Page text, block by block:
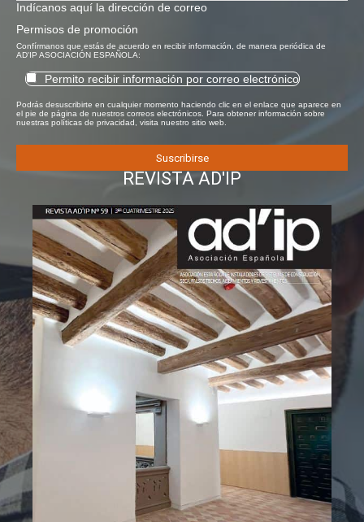
Indícanos aquí la dirección de correo
Permisos de promoción
Confírmanos que estás de acuerdo en recibir información, de manera periódica de
AD'IP ASOCIACIÓN ESPAÑOLA:
Permito recibir información por correo electrónico
Podrás desuscribirte en cualquier momento haciendo clic en el enlace que aparece en
el pie de página de nuestros correos electrónicos. Para obtener información sobre
nuestras políticas de privacidad, visita nuestro sitio web.
REVISTA AD'IP